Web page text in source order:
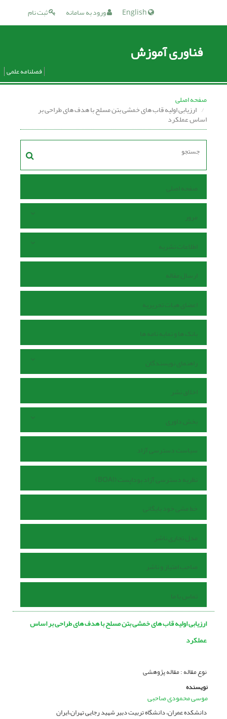
ثبت نام ورود به سامانه
فناوری آموزش
فصلنامه علمی
صفحه اصلی
ارزیابی اولیه قاب های خمشی بتن مسلح با هدف های طراحی بر
اساس عملکرد
صفحه اصلی
مرور
اطلاعات نشریه
ارسال مقاله
اعضای هیات تحریریه
بانک ها و نمایه نامه ها
راهنمای نویسندگان
اخلاق نشر
بخش داوری
سیاست دسترسی آزاد
نظریه دسترسی آزاد بوداپست (BOAI)
خط مشی خود بایگانی
مدل تجاری ناشر
صاحب امتیاز و ناشر
تماس با ما
ارزیابی اولیه قاب های خمشی بتن مسلح با هدف های طراحی بر اساس
عملکرد
نوع مقاله : مقاله پژوهشی
نویسنده
موسی محمودی صاحبی
دانشکده عمران، دانشگاه تربیت دبیر شهید رجایی تهران،ایران